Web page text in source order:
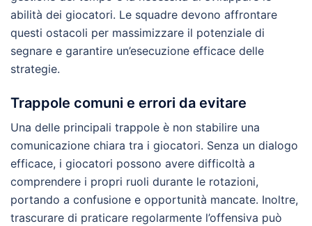
abilità dei giocatori. Le squadre devono affrontare
questi ostacoli per massimizzare il potenziale di
segnare e garantire un’esecuzione efficace delle
strategie.
Trappole comuni e errori da evitare
Una delle principali trappole è non stabilire una
comunicazione chiara tra i giocatori. Senza un dialogo
efficace, i giocatori possono avere difficoltà a
comprendere i propri ruoli durante le rotazioni,
portando a confusione e opportunità mancate. Inoltre,
trascurare di praticare regolarmente l’offensiva può